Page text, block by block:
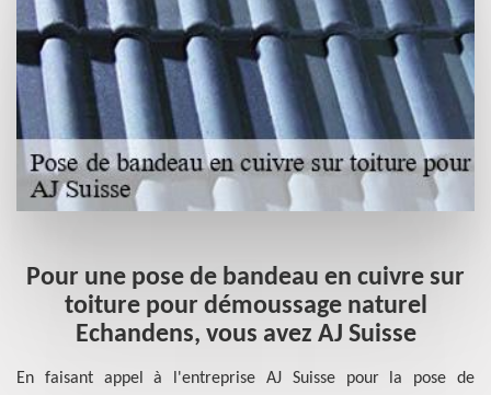
Pour une pose de bandeau en cuivre sur
toiture pour démoussage naturel
Echandens, vous avez AJ Suisse
En faisant appel à l'entreprise AJ Suisse pour la pose de